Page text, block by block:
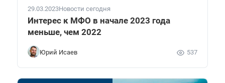
29.03.2023Новости сегодня
Интерес к МФО в начале 2023 года
меньше, чем 2022
Юрий Исаев 537